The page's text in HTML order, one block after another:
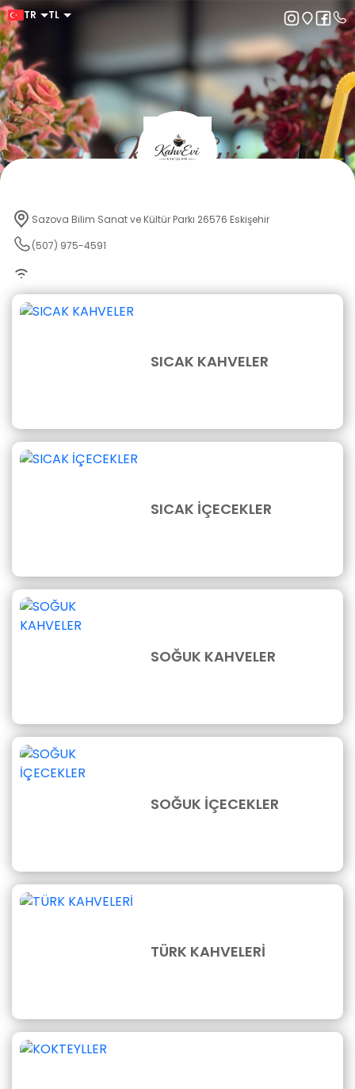
TR TL
Sazova Bilim Sanat ve Kültür Parkı 26576 Eskişehir
(507) 975-4591
SICAK KAHVELER
SICAK İÇECEKLER
SOĞUK KAHVELER
SOĞUK İÇECEKLER
TÜRK KAHVELERİ